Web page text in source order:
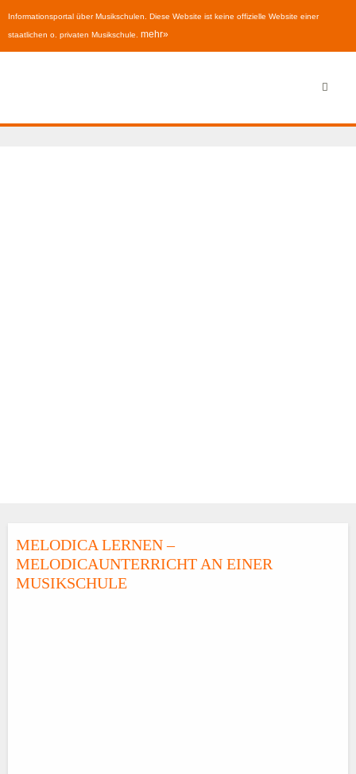
Informationsportal über Musikschulen. Diese Website ist keine offizielle Website einer
staatlichen o. privaten Musikschule. mehr»
MELODICA LERNEN –
MELODICAUNTERRICHT AN EINER
MUSIKSCHULE